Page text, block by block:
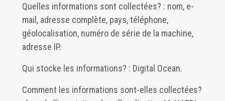
Quelles informations sont collectées? : nom, e-
mail, adresse complète, pays, téléphone,
géolocalisation, numéro de série de la machine,
adresse IP.
Qui stocke les informations? : Digital Ocean.
Comment les informations sont-elles collectées?